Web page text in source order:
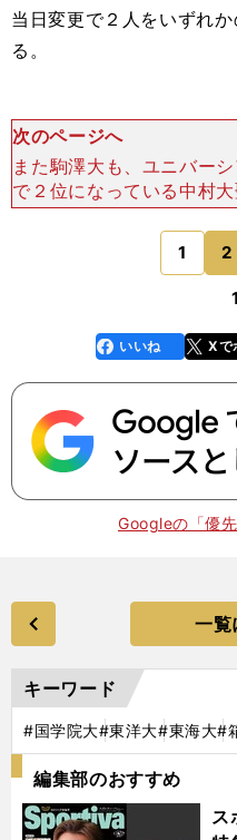
当日変更で２人をいずれ
る。
次のページへ
また駒澤大も、ユニバー
で２位になっている中村
トリーしたのは、往路を
う。１区が１位と秒差で
（４年）が
1 2
faceboo
k
いいね Xで
Googleの「優
一覧
キーワード
#国学院大#東洋大#東海大#
編集部のおすすめ
ス